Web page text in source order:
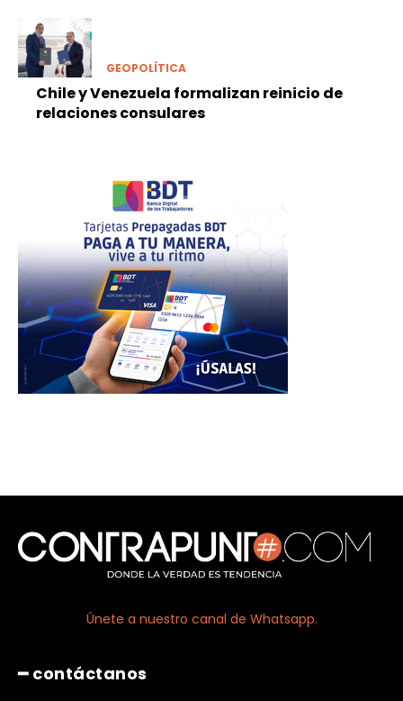
GEOPOLÍTICA
Chile y Venezuela formalizan reinicio de
relaciones consulares
Únete a nuestro canal de Whatsapp.
━ contáctanos